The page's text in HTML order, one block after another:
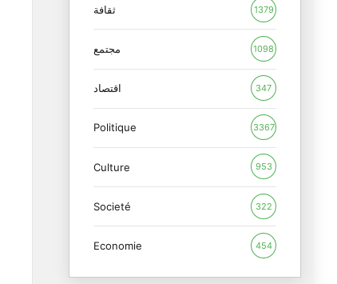
ثقافة 1379
مجتمع 1098
اقتصاد 347
Politique 3367
Culture 953
Societé 322
Economie 454